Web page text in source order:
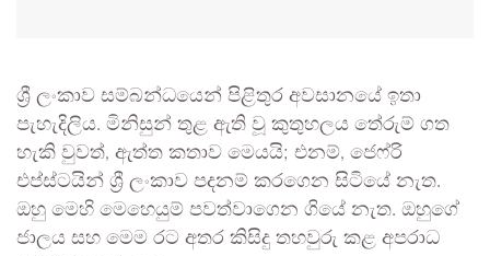
ශ්‍රී ලංකාව සම්බන්ධයෙන් පිළිතුර අවසානයේ ඉතා
පැහැදිලිය. මිනිසුන් තුළ ඇති වූ කුතුහලය තේරුම් ගත
හැකි වුවත්, ඇත්ත කතාව මෙයයි; එනම්, ජෙෆ්රි
එප්ස්ටයින් ශ්‍රී ලංකාව පදනම් කරගෙන සිටියේ නැත.
ඔහු මෙහි මෙහෙයුම් පවත්වාගෙන ගියේ නැත. ඔහුගේ
ජාලය සහ මෙම රට අතර කිසිදු තහවුරු කළ අපරාධ